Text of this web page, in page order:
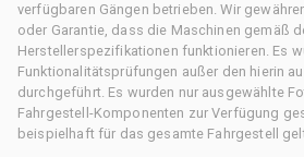
verfügbaren Gängen betrieben. Wir
oder Garantie, dass die Maschinen gemäß
Herstellerspezifikationen funktionieren. Es
Funktionalitätsprüfungen außer den hierin
durchgeführt. Es wurden nur ausgewählte
Fahrgestell-Komponenten zur Verfügung
beispielhaft für das gesamte Fahrgestell